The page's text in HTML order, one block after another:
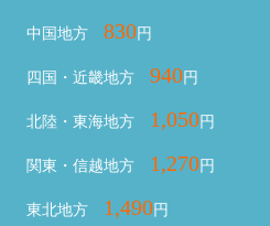
中国地方 830円
四国・近畿地方 940円
北陸・東海地方 1,050円
関東・信越地方 1,270円
東北地方 1,490円